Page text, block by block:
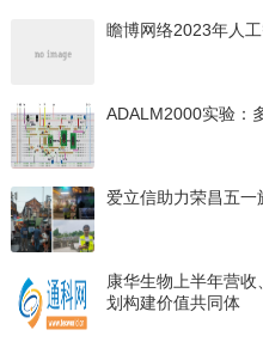
瞻博网络2023年人
ADALM2000实验：
爱立信助力荣昌五
康华生物上半年营
划构建价值共同体